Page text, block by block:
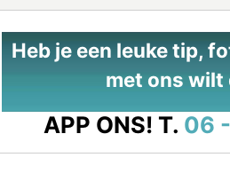
Heb je een leuke tip,
met ons wilt
APP ONS! T. 06